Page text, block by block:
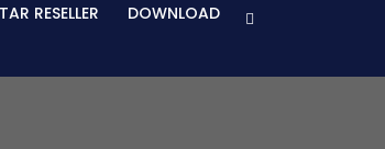
RESELLER DOWNLOAD